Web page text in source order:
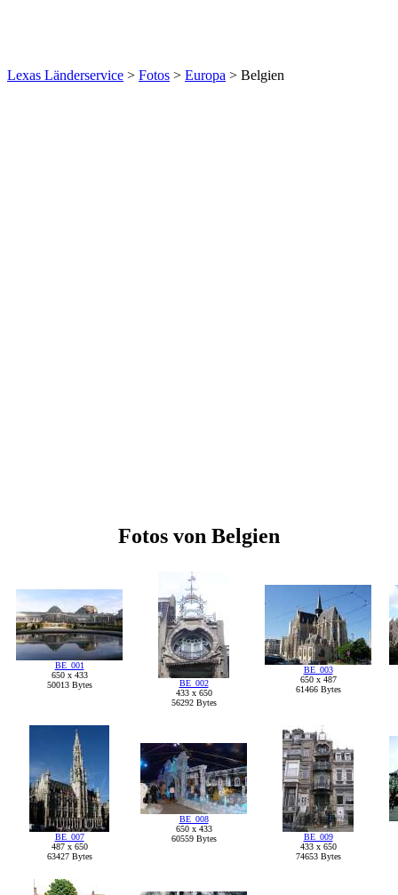
Lexas Länderservice > Fotos > Europa > Belgien
Fotos von Belgien
BE_001
650 x 433
50013 Bytes
BE_002
433 x 650
56292 Bytes
BE_003
650 x 487
61466 Bytes
BE_007
487 x 650
63427 Bytes
BE_008
650 x 433
60559 Bytes
BE_009
433 x 650
74653 Bytes